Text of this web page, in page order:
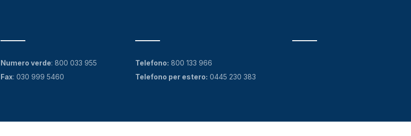
Numero verde:800 033 955
Fax: 030 999 5460
Telefono: 800 133 966
Telefono per estero: 0445 230 383